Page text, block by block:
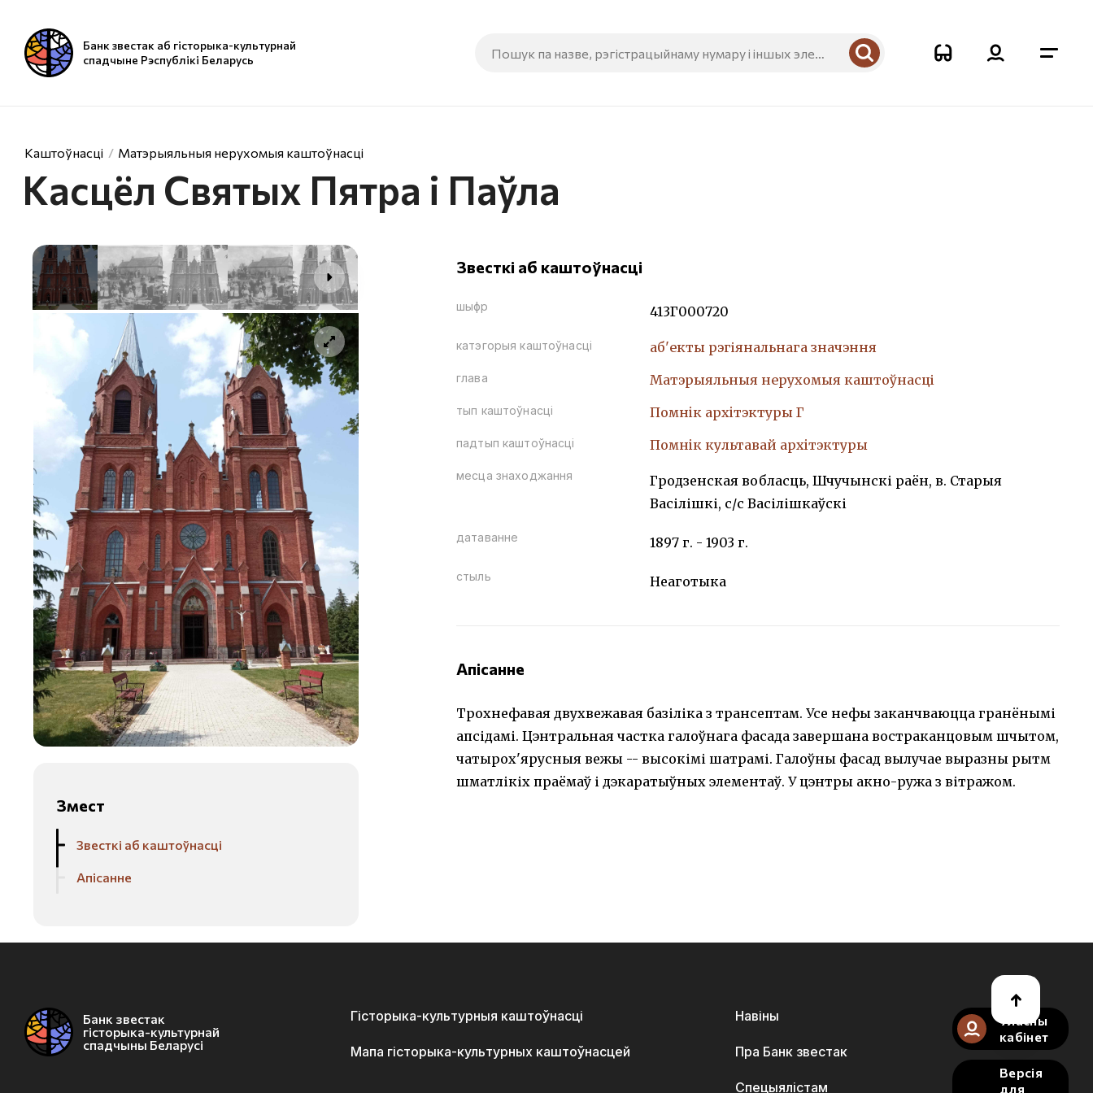
Банк звестак аб гісторыка-культурнай
спадчыне Рэспублікі Беларусь
Каштоўнасці Матэрыяльныя нерухомыя каштоўнасці
Касцёл Святых Пятра і Паўла
Змест
Звесткі аб каштоўнасці
Апісанне
Звесткі аб каштоўнасці
шыфр 413Г000720
катэгорыя каштоўнасці аб'екты рэгіянальнага значэння
глава Матэрыяльныя нерухомыя каштоўнасці
тып каштоўнасці Помнiк архiтэктуры Г
падтып каштоўнасці Помнiк культавай архiтэктуры
месца знаходжання
Гродзенская вобласць, Шчучынскі раён, в. Старыя
Васілішкі, с/с Васілішкаўскі
датаванне 1897 г. - 1903 г.
стыль Неаготыка
Апісанне
Трохнефавая двухвежавая базіліка з трансептам. Усе нефы заканчваюцца гранёнымі
апсідамі. Цэнтральная частка галоўнага фасада завершана востраканцовым шчытом,
чатырох'ярусныя вежы -- высокімі шатрамі. Галоўны фасад вылучае выразны рытм
шматлікіх праёмаў і дэкаратыўных элементаў. У цэнтры акно-ружа з вітражом.
Банк звестак
гісторыка-культурнай
спадчыны Беларусі
Гісторыка-культурныя каштоўнасці
Мапа гісторыка-культурных каштоўнасцей
Навіны
Пра Банк звестак
Спецыялістам
Уласны
кабінет
Версія
для